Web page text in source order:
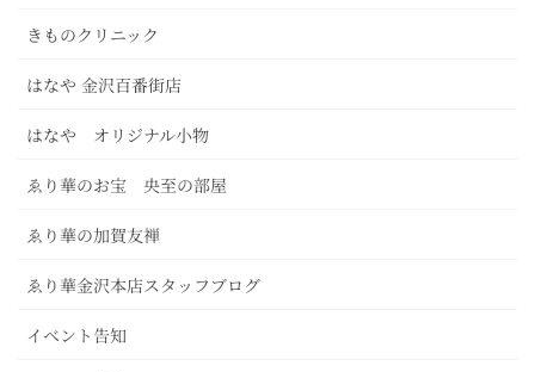
きものクリニック
はなや 金沢百番街店
はなや オリジナル小物
ゑり華のお宝 央至の部屋
ゑり華の加賀友禅
ゑり華金沢本店スタッフブログ
イベント告知